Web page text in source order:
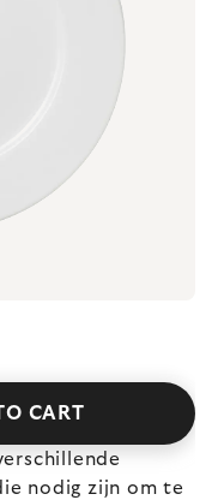
CART
nodig zijn om te